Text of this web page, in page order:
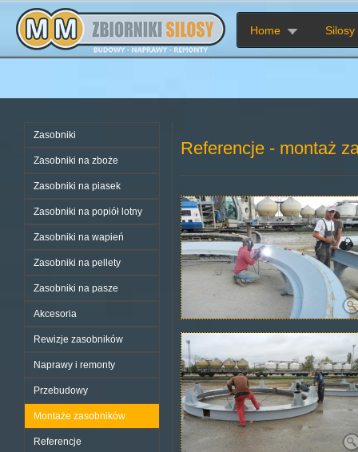
Home Silosy
Zasobniki
Zasobniki na zboże
Zasobniki na piasek
Zasobniki na popiół lotny
Zasobniki na wapień
Zasobniki na pellety
Zasobniki na pasze
Akcesoria
Rewizje zasobników
Naprawy i remonty
Przebudowy
Montaże zasobników
Referencje
Referencje - montaż